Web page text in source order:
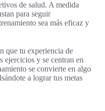
de salud. A medida
para seguir
sea más eficaz y
que tu experiencia de
ejercicios y se centran en
se convierte en algo
a lograr tus metas